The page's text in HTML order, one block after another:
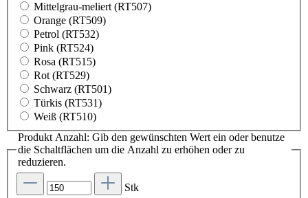
Mittelgrau-meliert (RT507)
Orange (RT509)
Petrol (RT532)
Pink (RT524)
Rosa (RT515)
Rot (RT529)
Schwarz (RT501)
Türkis (RT531)
Weiß (RT510)
Produkt Anzahl: Gib den gewünschten Wert ein oder benutze
die Schaltflächen um die Anzahl zu erhöhen oder zu
reduzieren.
Stk